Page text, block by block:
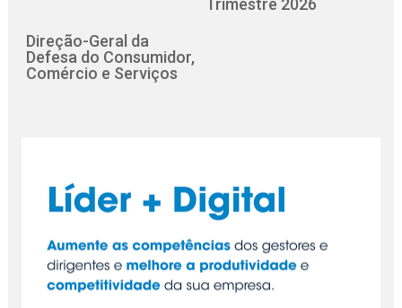
Trimestre 2026
Direção-Geral da
Defesa do Consumidor,
Comércio e Serviços